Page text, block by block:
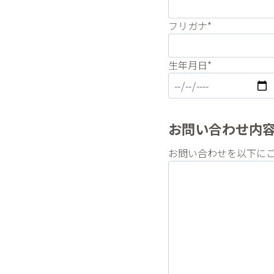
フリガナ*
生年月日*
お問い合わせ内
お問い合わせを以下に